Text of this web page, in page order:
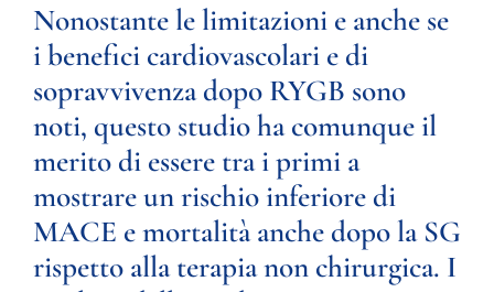
Nonostante le limitazioni e anche se
i benefici cardiovascolari e di
sopravvivenza dopo RYGB sono
noti, questo studio ha comunque il
merito di essere tra i primi a
mostrare un rischio inferiore di
MACE e mortalità anche dopo la SG
rispetto alla terapia non chirurgica. I